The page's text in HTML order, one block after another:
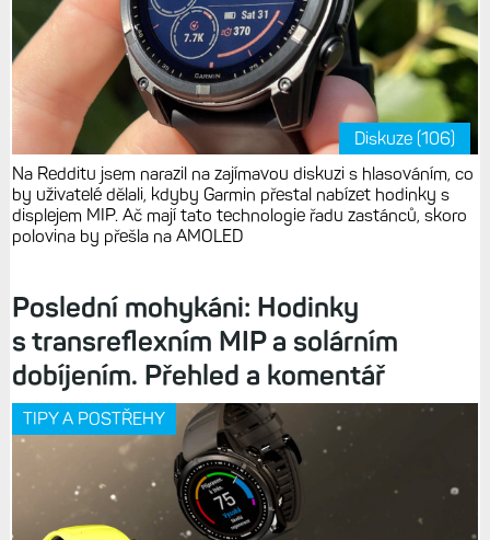
Diskuze (106)
Na Redditu jsem narazil na zajímavou diskuzi s hlasováním, co
by uživatelé dělali, kdyby Garmin přestal nabízet hodinky s
displejem MIP. Ač mají tato technologie řadu zastánců, skoro
polovina by přešla na AMOLED
Poslední mohykáni: Hodinky
s transreflexním MIP a solárním
dobíjením. Přehled a komentář
TIPY A POSTŘEHY